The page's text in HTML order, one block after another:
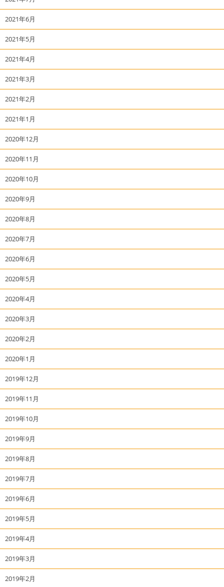
2021年6月
2021年5月
2021年4月
2021年3月
2021年2月
2021年1月
2020年12月
2020年11月
2020年10月
2020年9月
2020年8月
2020年7月
2020年6月
2020年5月
2020年4月
2020年3月
2020年2月
2020年1月
2019年12月
2019年11月
2019年10月
2019年9月
2019年8月
2019年7月
2019年6月
2019年5月
2019年4月
2019年3月
2019年2月